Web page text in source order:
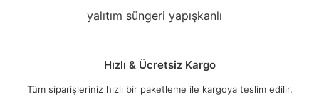
yalıtım süngeri yapışkanlı
Hızlı & Ücretsiz Kargo
Tüm siparişleriniz hızlı bir paketleme ile kargoya teslim edilir.